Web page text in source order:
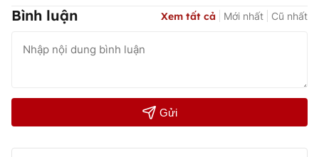
Bình luận Xem tất cả Mới nhất Cũ nhất
Gửi